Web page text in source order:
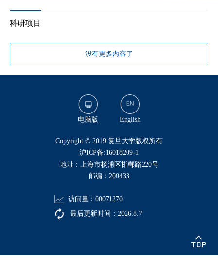
科研项目
没有更多内容了
电脑版 English
​Copyright © 2019 复旦大学版权所有
沪ICP备:16018209-1
地址：上海市杨浦区邯郸路220号
邮编：200433
访问量： 00071270
最后更新时间： 2026 8 7